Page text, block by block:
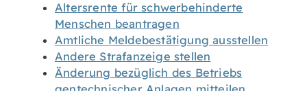
Altersrente für schwerbehinderte
Menschen beantragen
Amtliche Meldebestätigung ausstellen
Andere Strafanzeige stellen
Änderung bezüglich des Betriebs